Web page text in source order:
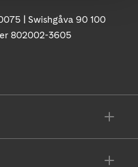
| Swishgåva 90 100
802002-3605